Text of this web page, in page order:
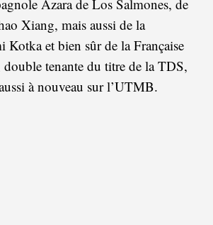
Azara de Los Salmones, de
Xiang, mais aussi de la
Kotka et bien sûr de la Française
tenante du titre de la TDS,
à nouveau sur l’UTMB.